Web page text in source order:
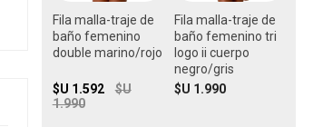
Fila malla-traje de
baño femenino
double marino/rojo
$U 1.592
$U
1.990
Fila malla-traje de
baño femenino tri
logo ii cuerpo
negro/gris
$U 1.990